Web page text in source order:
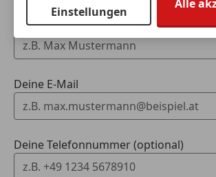
Dein Name
Deine E-Mail
Deine Telefonnummer (optional)
Einstellungen
Alle